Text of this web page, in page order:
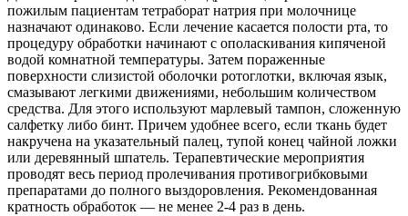
пожилым пациентам тетраборат натрия при молочнице
назначают одинаково. Если лечение касается полости рта, то
процедуру обработки начинают с ополаскивания кипяченой
водой комнатной температуры. Затем пораженные
поверхности слизистой оболочки ротоглотки, включая язык,
смазывают легкими движениями, небольшим количеством
средства. Для этого используют марлевый тампон, сложенную
салфетку либо бинт. Причем удобнее всего, если ткань будет
накручена на указательный палец, тупой конец чайной ложки
или деревянный шпатель. Терапевтические мероприятия
проводят весь период пролечивания противогрибковыми
препаратами до полного выздоровления. Рекомендованная
кратность обработок — не менее 2-4 раз в день.